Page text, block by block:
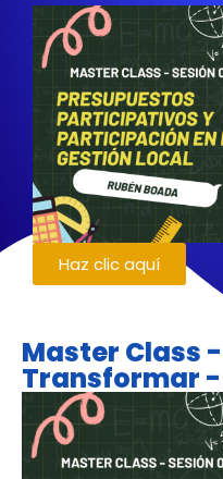
Haz clic aquí
Master Class
Transformar -